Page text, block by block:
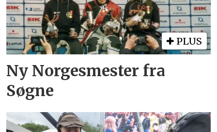
PLUS
Ny Norgesmester fra
Søgne